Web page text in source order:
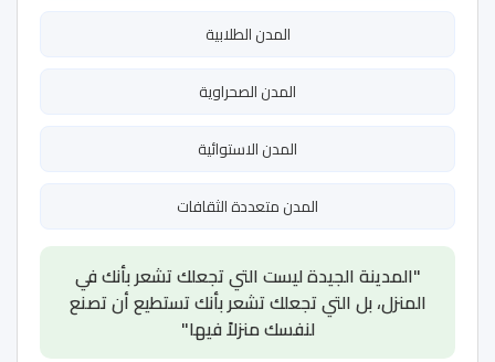
المدن الطلابية
المدن الصحراوية
المدن الاستوائية
المدن متعددة الثقافات
"المدينة الجيدة ليست التي تجعلك تشعر بأنك في
المنزل، بل التي تجعلك تشعر بأنك تستطيع أن تصنع
لنفسك منزلاً فيها"